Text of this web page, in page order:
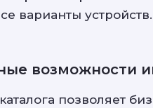
варианты устройств.
возможности
позволяет